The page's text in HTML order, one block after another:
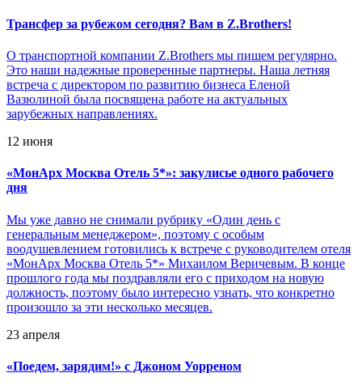
Трансфер за рубежом сегодня? Вам в Z.Brothers!
О транспортной компании Z.Brothers мы пишем регулярно.
Это наши надежные проверенные партнеры. Наша летняя
встреча с директором по развитию бизнеса Еленой
Вазюлиной была посвящена работе на актуальных
зарубежных направлениях.
12 июня
«МонАрх Москва Отель 5*»: закулисье одного рабочего
дня
Мы уже давно не снимали рубрику «Один день с
генеральным менеджером», поэтому с особым
воодушевлением готовились к встрече с руководителем отеля
«МонАрх Москва Отель 5*» Михаилом Веричевым. В конце
прошлого года мы поздравляли его с приходом на новую
должность, поэтому было интересно узнать, что конкретно
произошло за эти несколько месяцев.
23 апреля
«Поедем, зарядим!» с Джоном Уорреном